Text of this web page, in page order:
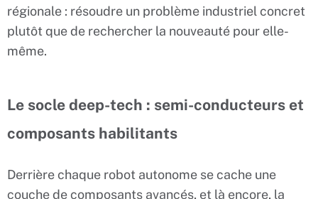
régionale : résoudre un problème industriel concret
plutôt que de rechercher la nouveauté pour elle-
même.
Le socle deep-tech : semi-conducteurs et
composants habilitants
Derrière chaque robot autonome se cache une
couche de composants avancés, et là encore, la